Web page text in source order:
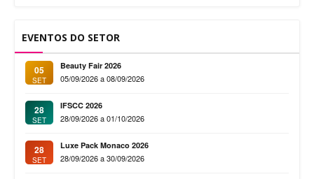
EVENTOS DO SETOR
05
SET
Beauty Fair 2026
05/09/2026 a 08/09/2026
28
SET
IFSCC 2026
28/09/2026 a 01/10/2026
28
SET
Luxe Pack Monaco 2026
28/09/2026 a 30/09/2026